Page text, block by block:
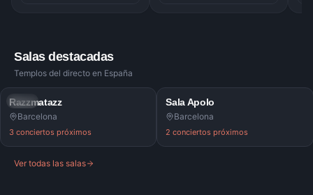
Salas destacadas
Templos del directo en España
SALA
Razzmatazz
Barcelona
3 conciertos próximos
SALA
Sala Apolo
Barcelona
2 conciertos próximos
Ver todas las salas